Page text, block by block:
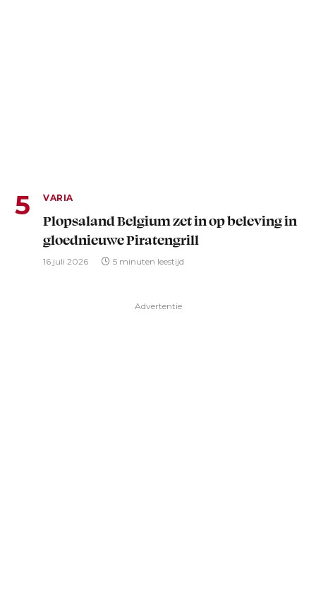
VARIA
Plopsaland Belgium zet in op beleving in
gloednieuwe Piratengrill
16 juli 2026 5 minuten leestijd
Advertentie